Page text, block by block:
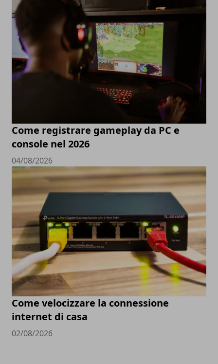
Come registrare gameplay da PC e
console nel 2026
04/08/2026
Come velocizzare la connessione
internet di casa
02/08/2026